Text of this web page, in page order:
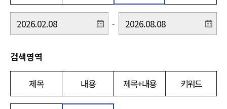
-
검색영역
제목 내용 제목+내용 키워드